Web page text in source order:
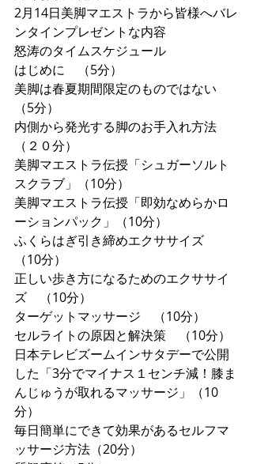
2月14日美脚マエストラから皆様へバレ
ンタインプレゼントな内容
怒涛のタイムスケジュール
はじめに　（5分）
美脚は春夏期間限定のものではない
（5分）
内側から発光する脚のお手入れ方法
（２０分）
美脚マエストラ伝授「シュガーソルト
スクラブ」（10分）
美脚マエストラ伝授「即効なめらかロ
ーションパック」（10分）
ふくらはぎ引き締めエクササイズ
（10分）
正しい歩き方になるためのエクササイ
ズ　（10分）
ターゲットマッサージ　（10分）
セルライトの原因と解決策　（10分）
日本テレビズームインサタデーで公開
した「3分でマイナス１センチ減！膝ま
んじゅうが取れるマッサージ」（10
分）
毎日簡単にできて効果があるセルフマ
ッサージ方法（20分）